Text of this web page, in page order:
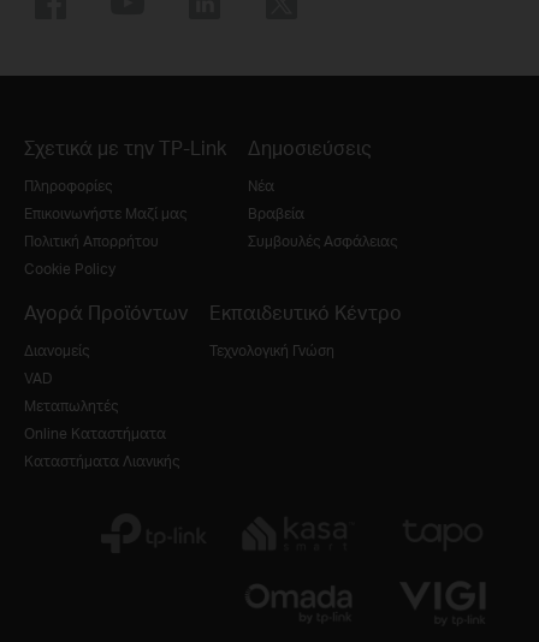
Σχετικά με την TP-Link
Πληροφορίες
Επικοινωνήστε Μαζί μας
Πολιτική Απορρήτου
Cookie Policy
Δημοσιεύσεις
Νέα
Βραβεία
Συμβουλές Ασφάλειας
Αγορά Προϊόντων
Διανομείς
VAD
Μεταπωλητές
Online Καταστήματα
Καταστήματα Λιανικής
Εκπαιδευτικό Κέντρο
Τεχνολογική Γνώση